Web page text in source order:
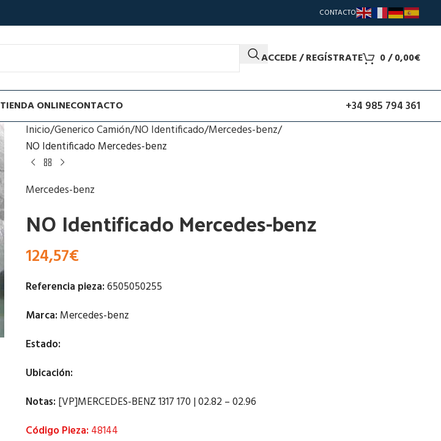
CONTACTO
ACCEDE / REGÍSTRATE 0/0,00€
TIENDA ONLINECONTACTO +34 985 794 361
Inicio Generico Camión NO Identificado Mercedes-benz
NO Identificado Mercedes-benz
Mercedes-benz
NO Identificado Mercedes-benz
124,57€
Referencia pieza:6505050255
Marca: Mercedes-benz
Estado:
Ubicación:
Notas: [VP]MERCEDES-BENZ 1317 170 | 02.82 – 02.96
Código Pieza: 48144